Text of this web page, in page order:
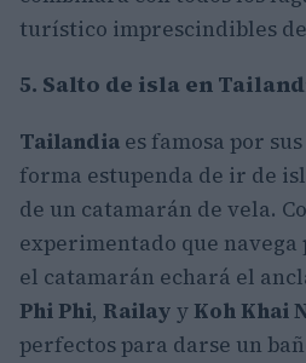
turístico imprescindibles
5. Salto de isla en
Tailandia es famosa por
forma estupenda de ir de
de un catamarán de vela.
experimentado que navega
el catamarán echará el
Phi Phi, Railay y Koh Khai
perfectos para darse un